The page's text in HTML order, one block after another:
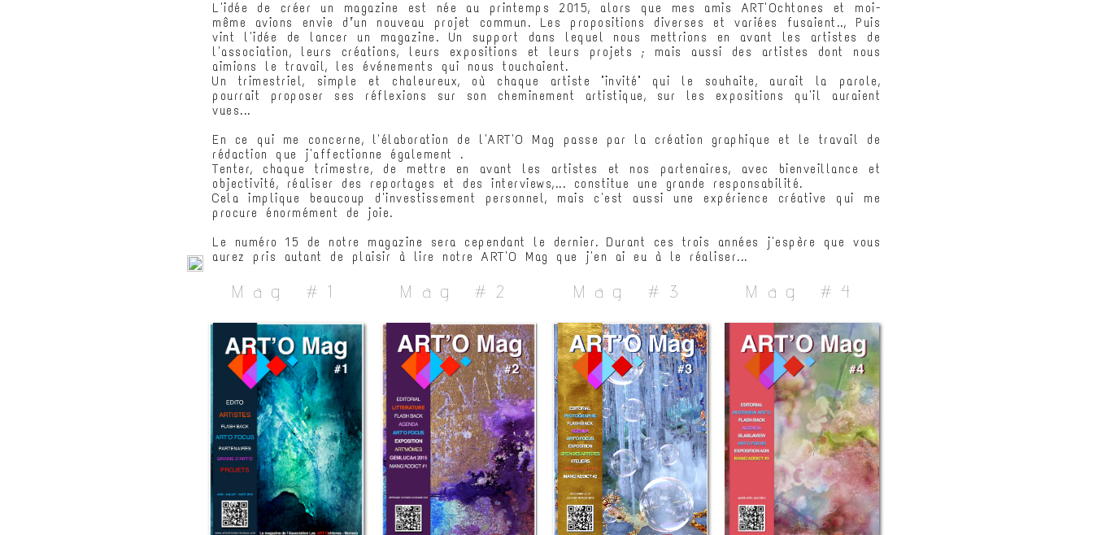
Mag #1 Mag #3
Mag #2 Mag #4
L'idée de créer un magazine est née au printemps 2015, alors que mes amis ART'Ochtones et moi-
même avions envie d’un nouveau projet commun. Les propositions diverses et variées fusaient.., Puis
vint l'idée de lancer un magazine. Un support dans lequel nous mettrions en avant les artistes de
l'association, leurs créations, leurs expositions et leurs projets ; mais aussi des artistes dont nous
aimions le travail, les événements qui nous touchaient.
Un trimestriel, simple et chaleureux, où chaque artiste "invité" qui le souhaite, aurait la parole,
pourrait proposer ses réflexions sur son cheminement artistique, sur les expositions qu'il auraient
vues...
En ce qui me concerne, l'élaboration de l'ART'O Mag passe par la création graphique et le travail de
rédaction que j'affectionne également .
Tenter, chaque trimestre, de mettre en avant les artistes et nos partenaires, avec bienveillance et
objectivité, réaliser des reportages et des interviews,... constitue une grande responsabilité.
Cela implique beaucoup d'investissement personnel, mais c'est aussi une expérience créative qui me
procure énormément de joie.
Le numéro 15 de notre magazine sera cependant le dernier. Durant ces trois années j'espère que vous
aurez pris autant de plaisir à lire notre ART'O Mag que j'en ai eu à le réaliser...